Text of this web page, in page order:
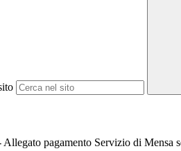
pagamento Servizio di Mensa